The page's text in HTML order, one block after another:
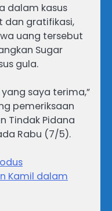
dalam kasus
dan gratifikasi,
uang tersebut
Sugar
gula.
saya terima,”
pemeriksaan
Tindak Pidana
Rabu (7/5).
Kamil dalam